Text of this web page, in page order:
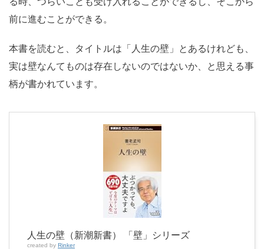
前に進むことができる。
本書を読むと、タイトルは「人生の壁」とあるけれども、
実は壁なんてものは存在しないのではないか、と思える事
柄が書かれています。
人生の壁（新潮新書） 「壁」シリーズ
created by Rinker